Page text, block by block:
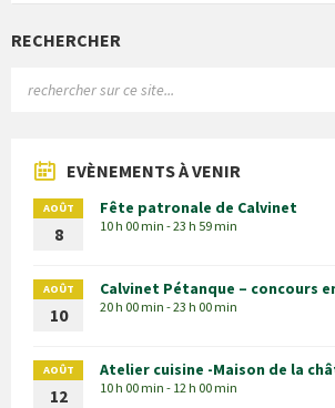
RECHERCHER
EVÈNEMENTS À VENIR
AOÛT
8
Fête patronale de Calvinet
10 h 00 min - 23 h 59 min
AOÛT
10
Calvinet Pétanque – concours
20 h 00 min - 23 h 00 min
AOÛT
12
Atelier cuisine -Maison de la
10 h 00 min - 12 h 00 min